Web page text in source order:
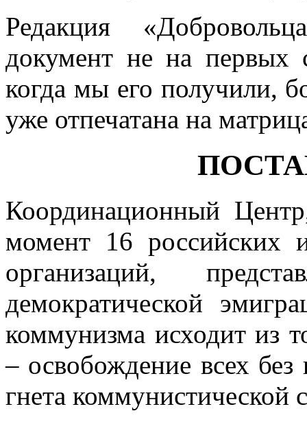
Редакция
документ не на первых
когда мы его получили,
уже отпечатана на
Координационный
момент 16 россий­ских
организаций,
демократической
коммунизма исходит из
– освобождение всех
гнета коммунистической